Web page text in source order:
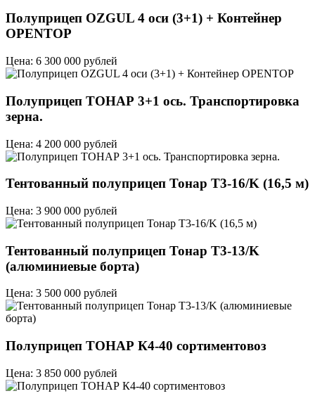
Полуприцеп OZGUL 4 оси (3+1) + Контейнер
OPENTOP
Цена: 6 300 000 рублей
Полуприцеп ТОНАР 3+1 ось. Транспортировка
зерна.
Цена: 4 200 000 рублей
Тентованный полуприцеп Тонар T3-16/K (16,5 м)
Цена: 3 900 000 рублей
Тентованный полуприцеп Тонар T3-13/K
(алюминиевые борта)
Цена: 3 500 000 рублей
Полуприцеп ТОНАР К4-40 сортиментовоз
Цена: 3 850 000 рублей